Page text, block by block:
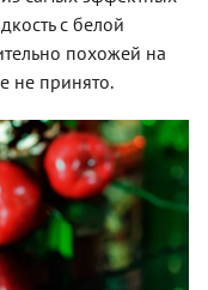
с белой
похожей на
не принято.